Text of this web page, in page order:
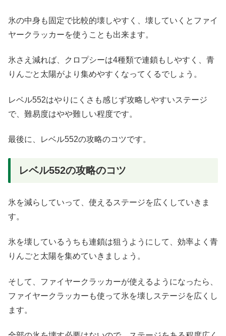
氷の中身も固定で比較的壊しやすく、壊していくとファイ
ヤークラッカーを使うことも出来ます。
氷さえ減れば、クロプシーは4種類で連鎖もしやすく、青
りんごと太陽がより集めやすくなってくるでしょう。
レベル552はやりにくさも感じず攻略しやすいステージ
で、難易度はやや難しい程度です。
最後に、レベル552の攻略のコツです。
レベル552の攻略のコツ
氷を減らしていって、使えるステージを広くしていきま
す。
氷を壊しているうちも連鎖は狙うようにして、効率よく青
りんごと太陽を集めていきましょう。
そして、ファイヤークラッカーが使えるようになったら、
ファイヤークラッカーも使って氷を壊しステージを広くし
ます。